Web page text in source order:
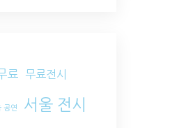
료 무료전시
공연 서울 전시